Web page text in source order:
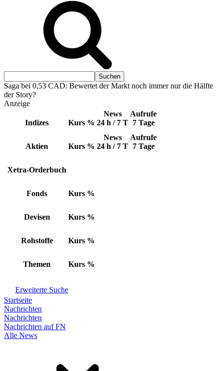
Saga bei 0,53 CAD: Bewertet der Markt noch immer nur die Hälfte
der Story?
Anzeige
Indizes Kurs %
News
24 h / 7 T
Aufrufe
7 Tage
Aktien Kurs %
News
24 h / 7 T
Aufrufe
7 Tage
Xetra-Orderbuch
Fonds Kurs %
Devisen Kurs %
Rohstoffe Kurs %
Themen Kurs %
Erweiterte Suche
Startseite
Nachrichten
Nachrichten
Nachrichten auf FN
Alle News